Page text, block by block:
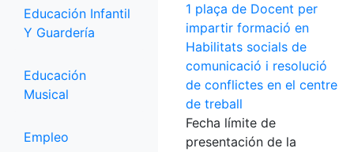
Educación Infantil
Y Guardería
Educación
Musical
Empleo
1 plaça de Docent per
impartir formació en
Habilitats socials de
comunicació i resolució
de conflictes en el centre
de treball
Fecha límite de
presentación de la